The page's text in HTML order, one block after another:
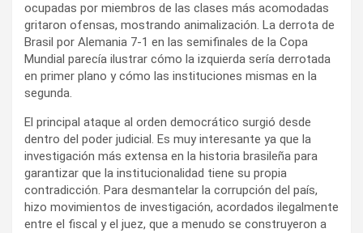
ocupadas por miembros de las clases más acomodadas
gritaron ofensas, mostrando animalización. La derrota de
Brasil por Alemania 7-1 en las semifinales de la Copa
Mundial parecía ilustrar cómo la izquierda sería derrotada
en primer plano y cómo las instituciones mismas en la
segunda.
El principal ataque al orden democrático surgió desde
dentro del poder judicial. Es muy interesante ya que la
investigación más extensa en la historia brasileña para
garantizar que la institucionalidad tiene su propia
contradicción. Para desmantelar la corrupción del país,
hizo movimientos de investigación, acordados ilegalmente
entre el fiscal y el juez, que a menudo se construyeron a